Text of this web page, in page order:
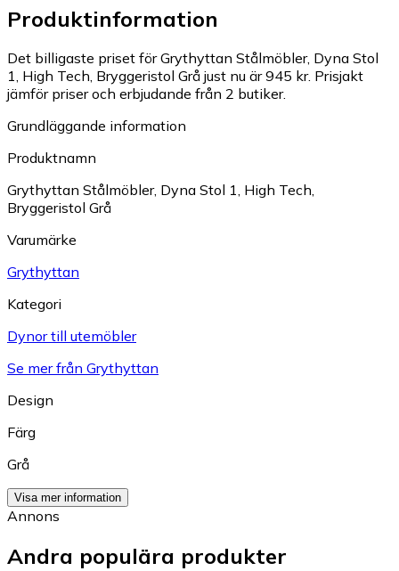
Produktinformation
Det billigaste priset för Grythyttan Stålmöbler, Dyna Stol
1, High Tech, Bryggeristol Grå just nu är 945 kr. Prisjakt
jämför priser och erbjudande från 2 butiker.
Grundläggande information
Produktnamn
Grythyttan Stålmöbler, Dyna Stol 1, High Tech,
Bryggeristol Grå
Varumärke
Grythyttan
Kategori
Dynor till utemöbler
Se mer från Grythyttan
Design
Färg
Grå
Visa mer information
Annons
Andra populära produkter